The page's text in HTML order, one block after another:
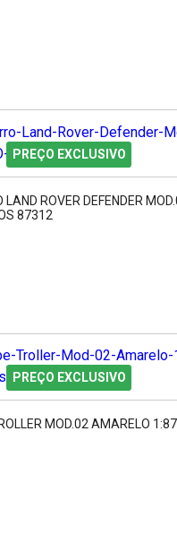
PREÇO EXCLUSIVO
ROVER DEFENDER
87312
PREÇO EXCLUSIVO
MOD.02 AMARELO 1:87